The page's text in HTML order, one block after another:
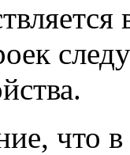
что в